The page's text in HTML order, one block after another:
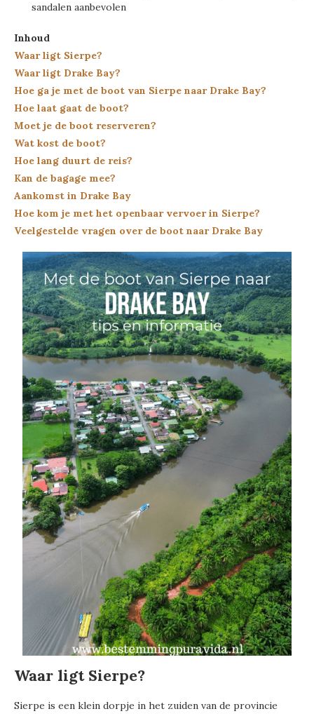
sandalen aanbevolen
Inhoud
Waar ligt Sierpe?
Waar ligt Drake Bay?
Hoe ga je met de boot van Sierpe naar Drake Bay?
Hoe laat gaat de boot?
Moet je de boot reserveren?
Wat kost de boot?
Hoe lang duurt de reis?
Kan de bagage mee?
Aankomst in Drake Bay
Hoe kom je met het openbaar vervoer in Sierpe?
Veelgestelde vragen over de boot naar Drake Bay
Waar ligt Sierpe?
Sierpe is een klein dorpje in het zuiden van de provincie